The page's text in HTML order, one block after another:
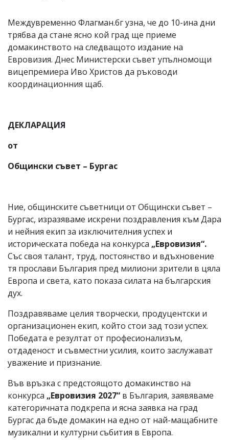
Междувременно Флагман.бг узна, че до 10-ина дни
трябва да стане ясно кой град ще приеме
домакинството на следващото издание на
Евровизия. Днес Министерски съвет упълномощи
вицепремиера Иво Христов да ръководи
координационния щаб.
ДЕКЛАРАЦИЯ
от
Общински съвет – Бургас
Ние, общинските съветници от Общински съвет –
Бургас, изразяваме искрени поздравления към Дара
и нейния екип за изключителния успех и
историческата победа на конкурса „Евровизия“.
Със своя талант, труд, постоянство и вдъхновение
тя прослави България пред милиони зрители в цяла
Европа и света, като показа силата на българския
дух.
Поздравяваме целия творчески, продуцентски и
организационен екип, който стои зад този успех.
Победата е резултат от професионализъм,
отдаденост и съвместни усилия, които заслужават
уважение и признание.
Във връзка с предстоящото домакинство на
конкурса „Евровизия 2027“ в България, заявяваме
категоричната подкрепа и ясна заявка на град
Бургас да бъде домакин на едно от най-мащабните
музикални и културни събития в Европа.